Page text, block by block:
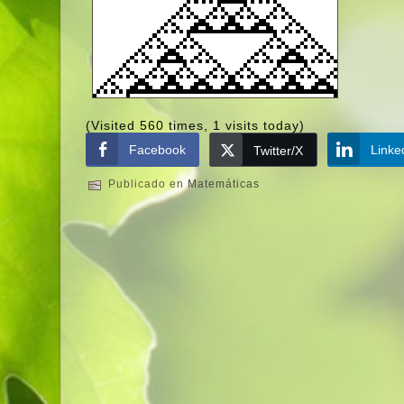
(Visited 560 times, 1 visits today)
Facebook
Twitter/X
Publicado en Matemáticas